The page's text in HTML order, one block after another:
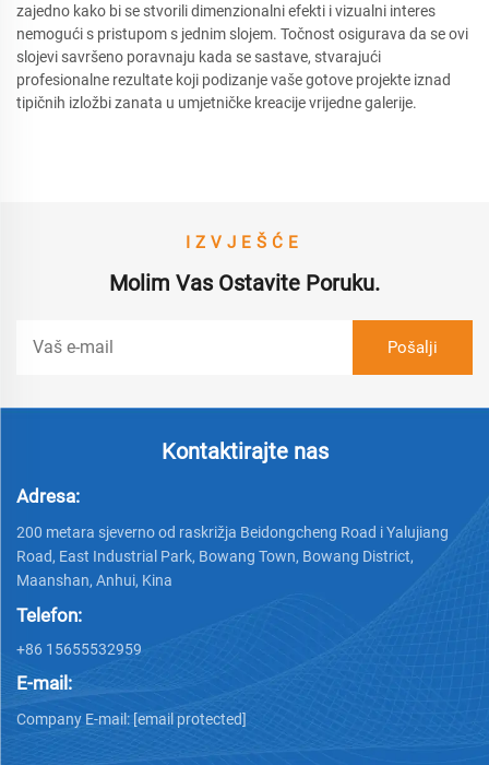
zajedno kako bi se stvorili dimenzionalni efekti i vizualni interes
nemogući s pristupom s jednim slojem. Točnost osigurava da se ovi
slojevi savršeno poravnaju kada se sastave, stvarajući
profesionalne rezultate koji podizanje vaše gotove projekte iznad
tipičnih izložbi zanata u umjetničke kreacije vrijedne galerije.
IZVJEŠĆE
Molim Vas Ostavite Poruku.
Kontaktirajte nas
Adresa:
200 metara sjeverno od raskrižja Beidongcheng Road i Yalujiang
Road, East Industrial Park, Bowang Town, Bowang District,
Maanshan, Anhui, Kina
Telefon:
+86 15655532959
E-mail:
Company E-mail: [email protected]